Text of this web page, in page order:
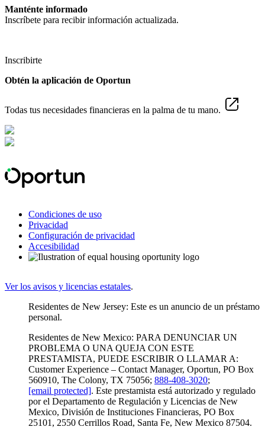
Manténte informado
Inscríbete para recibir información actualizada.
Inscribirte
Obtén la aplicación de Oportun
Todas tus necesidades financieras en la palma de tu mano.
Condiciones de uso
Privacidad
Configuración de privacidad
Accesibilidad
Ver los avisos y licencias estatales.
Residentes de New Jersey: Este es un anuncio de un préstamo
personal.
Residentes de New Mexico: PARA DENUNCIAR UN
PROBLEMA O UNA QUEJA CON ESTE
PRESTAMISTA, PUEDE ESCRIBIR O LLAMAR A:
Customer Experience – Contact Manager, Oportun, PO Box
560910, The Colony, TX 75056; 888-408-3020;
[email protected]. Este prestamista está autorizado y regulado
por el Departamento de Regulación y Licencias de New
Mexico, División de Instituciones Financieras, PO Box
25101, 2550 Cerrillos Road, Santa Fe, New Mexico 87504.